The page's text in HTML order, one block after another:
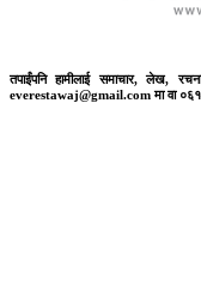
तपाईंपनि हामीलाई समाचार, लेख,
everestawaj@gmail.com मा वा